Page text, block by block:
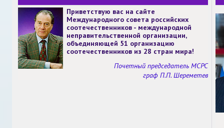
Приветствую вас на сайте
Международного совета российских
соотечественников - международной
неправительственной организации,
объединяющей 51 организацию
соотечественников из 28 стран мира!
Почетный председатель МСРС
граф П.П. Шереметев